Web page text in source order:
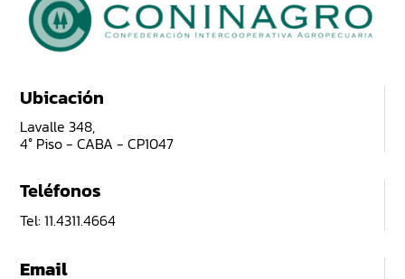
Ubicación
Lavalle 348,
4° Piso - CABA - CP1047
Teléfonos
Tel: 11.4311.4664
Email